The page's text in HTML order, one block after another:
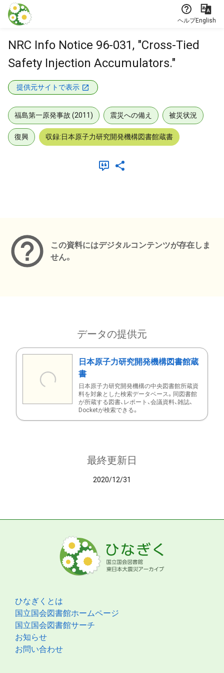
本文に飛ぶ
ヘルプEnglish
NRC Info Notice 96-031, "Cross-Tied
Safety Injection Accumulators."
提供元サイトで表示
福島第一原発事故 (2011) 震災への備え 被災状況
復興 収録:日本原子力研究開発機構図書館蔵書
この資料にはデジタルコンテンツが存在しま
せん。
データの提供元
日本原子力研究開発機構図書館蔵
書
日本原子力研究開発機構の中央図書館所蔵資
料を対象とした検索データベース。同図書館
が所蔵する図書、レポート、会議資料、雑誌、
Docketが検索できる。
最終更新日
2020/12/31
ひなぎくとは
国立国会図書館ホームページ
国立国会図書館サーチ
お知らせ
お問い合わせ